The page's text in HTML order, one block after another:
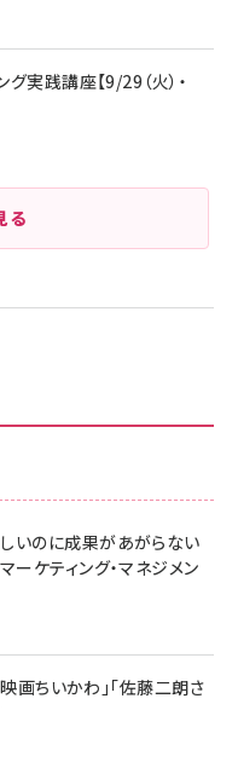
いのに成果があがらない
ーケティング・マネジメン
画ちいかわ」「佐藤二朗さ
践講座【9/29（火）・
る